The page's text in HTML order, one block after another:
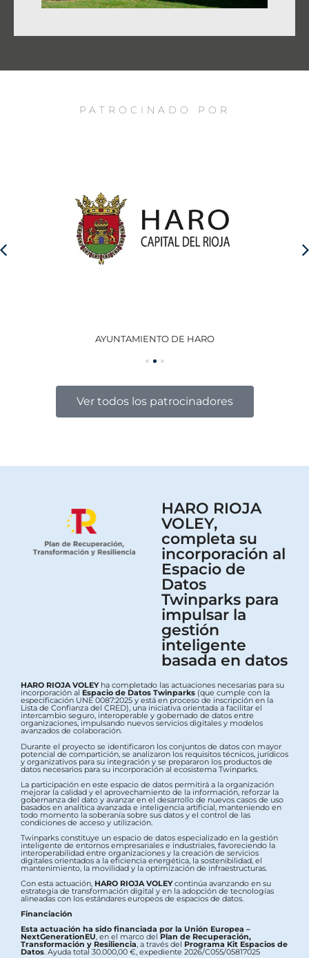
PATROCINADO POR
AYUNTAMIENTO DE HARO
Ver todos los patrocinadores
HARO RIOJA
VOLEY,
completa su
incorporación al
Espacio de
Datos
Twinparks para
impulsar la
gestión
inteligente
basada en datos
HARO RIOJA VOLEYha completado las actuaciones necesarias para su
incorporación al Espacio de Datos Twinparks (que cumple con la
especificación UNE 0087:2025 y está en proceso de inscripción en la
Lista de Confianza del CRED), una iniciativa orientada a facilitar el
intercambio seguro, interoperable y gobernado de datos entre
organizaciones, impulsando nuevos servicios digitales y modelos
avanzados de colaboración.
Durante el proyecto se identificaron los conjuntos de datos con mayor
potencial de compartición, se analizaron los requisitos técnicos, jurídicos
y organizativos para su integración y se prepararon los productos de
datos necesarios para su incorporación al ecosistema Twinparks.
La participación en este espacio de datos permitirá a la organización
mejorar la calidad y el aprovechamiento de la información, reforzar la
gobernanza del dato y avanzar en el desarrollo de nuevos casos de uso
basados en analítica avanzada e inteligencia artificial, manteniendo en
todo momento la soberanía sobre sus datos y el control de las
condiciones de acceso y utilización.
Twinparks constituye un espacio de datos especializado en la gestión
inteligente de entornos empresariales e industriales, favoreciendo la
interoperabilidad entre organizaciones y la creación de servicios
digitales orientados a la eficiencia energética, la sostenibilidad, el
mantenimiento, la movilidad y la optimización de infraestructuras.
Con esta actuación, HARO RIOJA VOLEYcontinúa avanzando en su
estrategia de transformación digital y en la adopción de tecnologías
alineadas con los estándares europeos de espacios de datos.
Financiación
Esta actuación ha sido financiada por la Unión Europea –
NextGenerationEU, en el marco del Plan de Recuperación,
Transformación y Resiliencia, a través del Programa Kit Espacios de
Datos. Ayuda total 30.000,00 €, expediente 2026/C055/05817025